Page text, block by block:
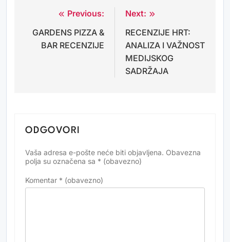
Navigacija
objava
Previous:
GARDENS PIZZA &
BAR RECENZIJE
Next:
RECENZIJE HRT:
ANALIZA I VAŽNOST
MEDIJSKOG
SADRŽAJA
ODGOVORI
Vaša adresa e-pošte neće biti objavljena. Obavezna
polja su označena sa * (obavezno)
Komentar * (obavezno)
Alternative: